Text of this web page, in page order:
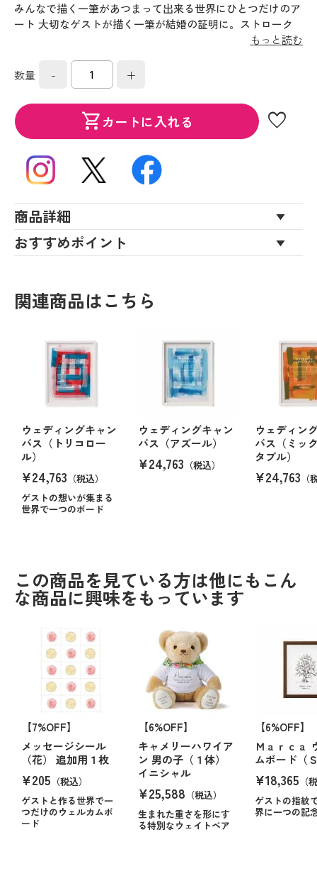
みんなで描く一筆があつまって出来る世界にひとつだけのア
ート 大切なゲストが描く一筆が結婚の証明に。ストローク
で世界にひとつだけの特別な証明ボードを作って素敵な瞬間
を思い出させてくれる。
もっと読む
数量 - +
shopping_cartカートに入れる favorite
商品詳細
おすすめポイント
関連商品はこちら
ウェディングキャン
バス（トリコロー
ル）
¥24,763 （税込）
ゲストの想いが集まる
世界で一つのボード
ウェディングキャン
バス（アズール）
¥24,763 （税込）
ウェディン
バス（ミッ
タブル）
¥24,763 （
この商品を見ている方は他にもこん
な商品に興味をもっています
【7%OFF】
メッセージシール
（花） 追加用１枚
¥205 （税込）
ゲストと作る世界で一
つだけのウェルカムボ
ード
【6%OFF】
キャメリーハワイア
ン 男の子（１体）
イニシャル
¥25,588 （税込）
生まれた重さを形にす
る特別なウェイトベア
【6%OFF】
Ｍａｒｃａ
ムボード（
¥18,365 （
ゲストの指紋
界に一つの記